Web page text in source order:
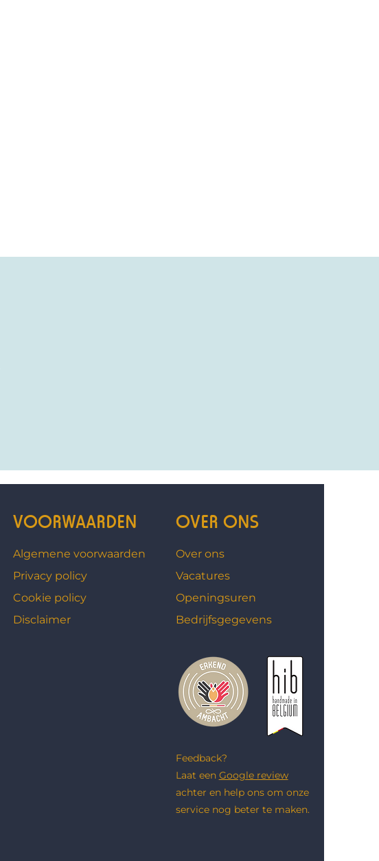
VOORWAARDEN
Algemene voorwaarden
Privacy policy
Cookie policy
Disclaimer
OVER ONS
Over ons
Vacatures
Openingsuren
Bedrijfsgegevens
Feedback?
Laat een Google review
achter en help ons om onze
service nog beter te maken.